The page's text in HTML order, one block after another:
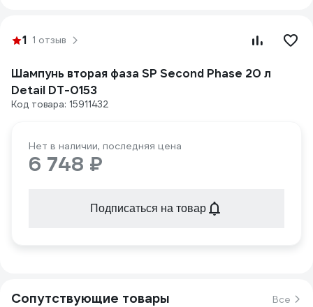
1 1 отзыв
Шампунь вторая фаза SP Second Phase 20 л
Detail DT-0153
Код товара: 15911432
Нет в наличии, последняя цена
6 748 ₽
Подписаться на товар
Сопутствующие товары Все